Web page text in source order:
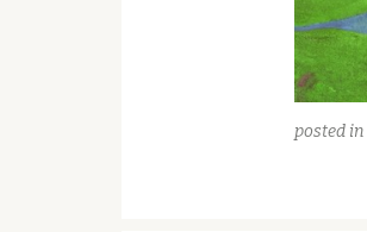
posted in